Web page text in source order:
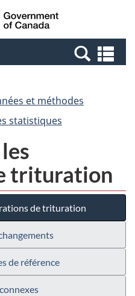
Passer
au
Passer
à
Canada
et
et méthodes
statistiques
trituration
de trituration
de référence